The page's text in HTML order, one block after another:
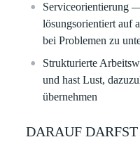
Serviceorientierung —
lösungsorientiert auf
bei Problemen zu
Strukturierte
und hast Lust,
übernehmen
DARAUF